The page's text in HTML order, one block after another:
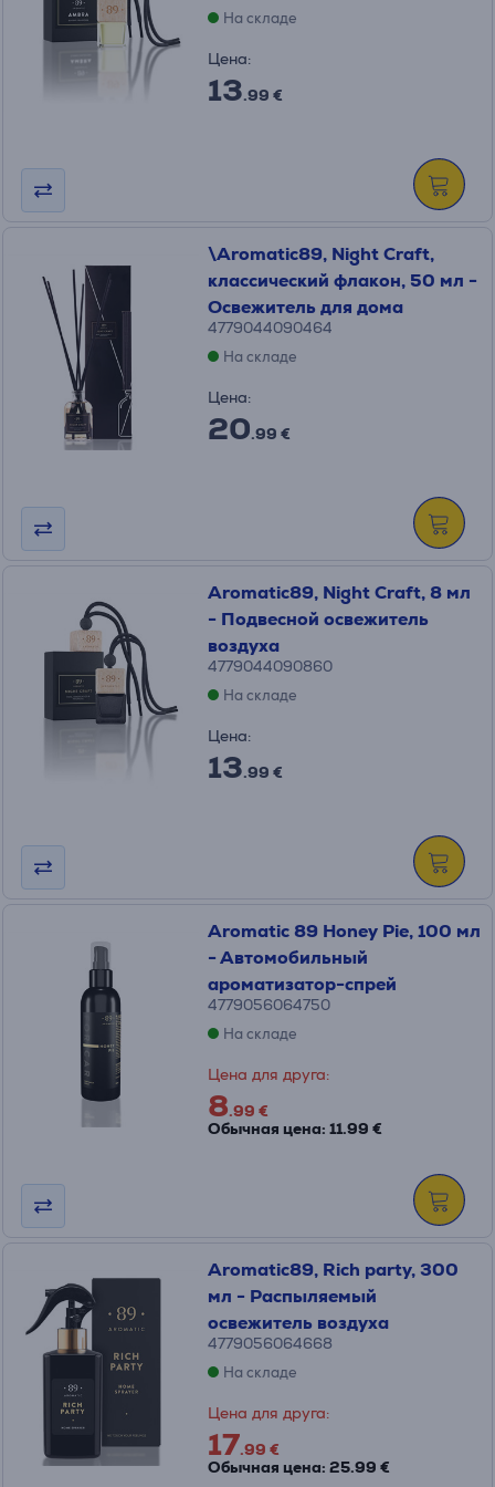
На складе
Цена:
13.99 €
\Aromatic89, Night Craft,
классический флакон, 50 мл -
Освежитель для дома
4779044090464
На складе
Цена:
20.99 €
Aromatic89, Night Craft, 8 мл
- Подвесной освежитель
воздуха
4779044090860
На складе
Цена:
13.99 €
Aromatic 89 Honey Pie, 100 мл
- Автомобильный
ароматизатор-спрей
4779056064750
На складе
Цена для друга:
8.99 €
Обычная цена: 11.99 €
Aromatic89, Rich party, 300
мл - Распыляемый
освежитель воздуха
4779056064668
На складе
Цена для друга:
17.99 €
Обычная цена: 25.99 €